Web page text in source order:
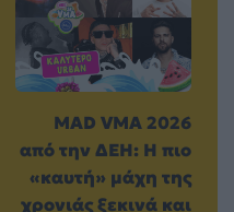
MAD VMA 2026
από την ΔΕΗ: Η πιο
«καυτή» μάχη της
χρονιάς ξεκινά και